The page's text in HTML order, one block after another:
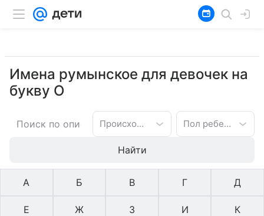
Имена румынское для девочек на
букву О
Происхождение имени Пол ребенка
Найти
А Б В Г Д
Е Ж З И К